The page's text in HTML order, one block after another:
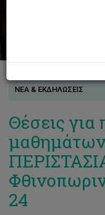
ΝΕΑ & ΕΚΔΗΛΩΣΕΙΣ
Θέσεις
24